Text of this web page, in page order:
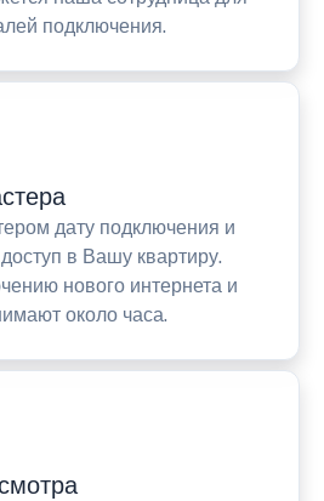
подключения.
дату подключения и
в Вашу квартиру.
нового интернета и
около часа.